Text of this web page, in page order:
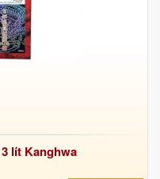
lít Kanghwa